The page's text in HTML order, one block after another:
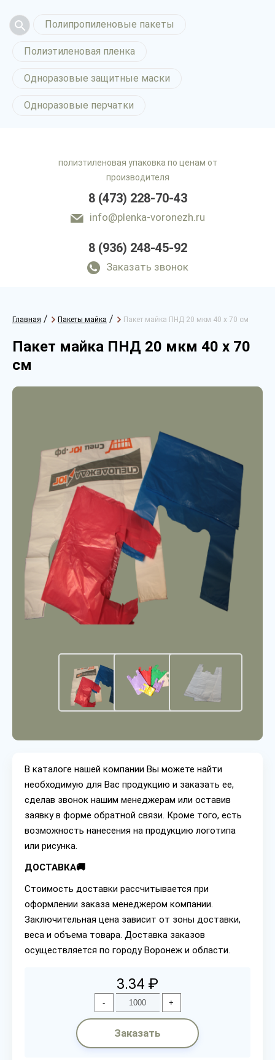
Полипропиленовые пакеты
Полиэтиленовая пленка
Одноразовые защитные маски
Одноразовые перчатки
полиэтиленовая упаковка по ценам от
производителя
8 (473) 228-70-43
info@plenka-voronezh.ru
8 (936) 248-45-92
Заказать звонок
Главная / Пакеты майка / Пакет майка ПНД 20 мкм 40 х 70 см
Пакет майка ПНД 20 мкм 40 х 70
см
В каталоге нашей компании Вы можете найти
необходимую для Вас продукцию и заказать ее,
сделав звонок нашим менеджерам или оставив
заявку в форме обратной связи. Кроме того, есть
возможность нанесения на продукцию логотипа
или рисунка.
ДОСТАВКА🚚
Стоимость доставки рассчитывается при
оформлении заказа менеджером компании.
Заключительная цена зависит от зоны доставки,
веса и объема товара. Доставка заказов
осуществляется по городу Воронеж и области.
3.34 ₽
- +
Заказать